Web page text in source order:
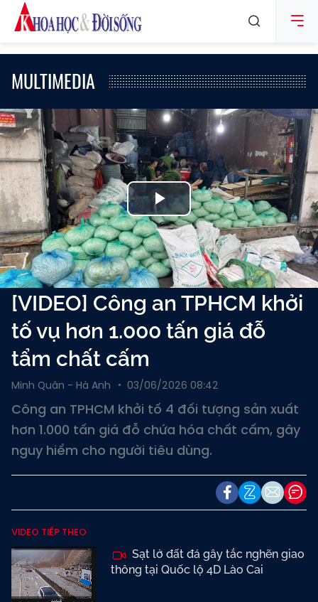
MULTIMEDIA
Play
Video
[VIDEO] Công an TPHCM khởi
tố vụ hơn 1.000 tấn giá đỗ
tẩm chất cấm
Minh Quân - Hà Anh 03/06/2026 08:42
Công an TPHCM khởi tố 4 đối tượng sản xuất
hơn 1.000 tấn giá đỗ chứa hóa chất cấm, gây
nguy hiểm cho người tiêu dùng.
VIDEO TIẾP THEO
Sạt lở đất đá gây tắc nghẽn giao
thông tại Quốc lộ 4D Lào Cai